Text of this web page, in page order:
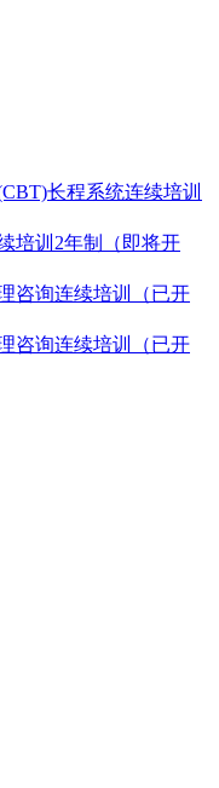
长程系统连续培训
培训2年制（即将开
咨询连续培训（已开
咨询连续培训（已开